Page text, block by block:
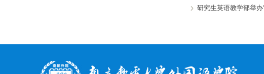
研究生英语教学部举办